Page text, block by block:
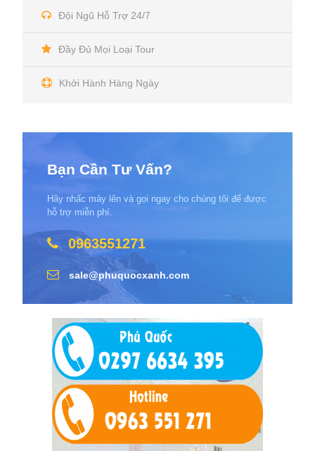
Đội Ngũ Hỗ Trợ 24/7
Đầy Đủ Mọi Loại Tour
Khởi Hành Hàng Ngày
Bạn Cần Tư Vấn?
Hãy nhấc máy lên và gọi ngay cho chúng tôi để được
hỗ trợ miễn phí.
0963551271
sale@phuquocxanh.com